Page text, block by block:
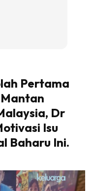
Pertama
Dr
Isu
Baharu Ini.